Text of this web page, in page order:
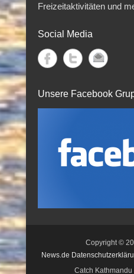
Freizeitaktivitäten und
Social Media
Unsere Facebook
Copyright ©
News.de
Catch Kathmandu